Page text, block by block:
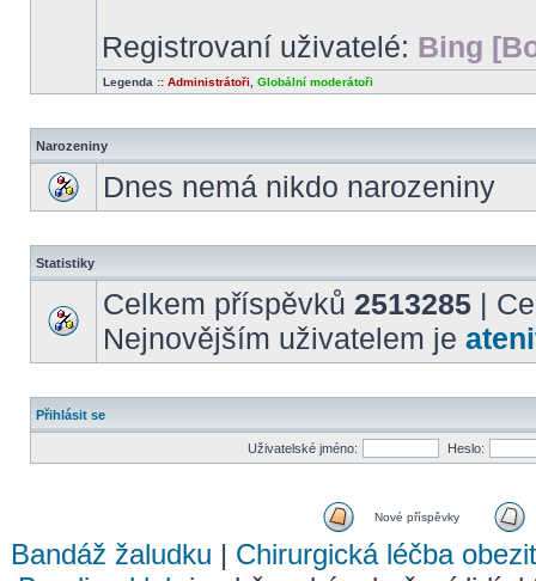
Registrovaní uživatelé: Bing
Legenda :: Administrátoři Globální moderátoři
Narozeniny
Dnes nemá nikdo narozeniny
Statistiky
Celkem příspěvků 2513285 |
Nejnovějším uživatelem je
Přihlásit se
Uživatelské jméno: Heslo:
Nové příspěvky
Bandáž žaludku | Chirurgická léčba